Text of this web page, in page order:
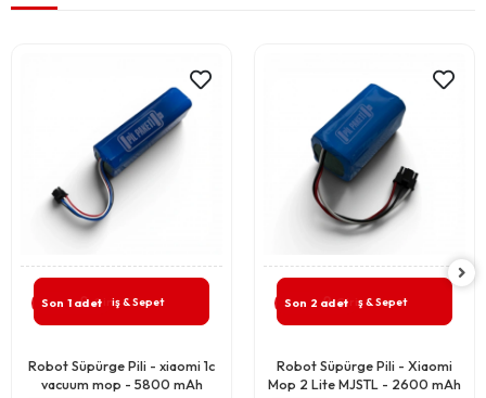
Son 1 adetGiriş & Sepet
Robot Süpürge Pili - xiaomi 1c
vacuum mop - 5800 mAh
Son 2 adetGiriş & Sepet
Robot Süpürge Pili - Xiaomi
Mop 2 Lite MJSTL - 2600 mAh